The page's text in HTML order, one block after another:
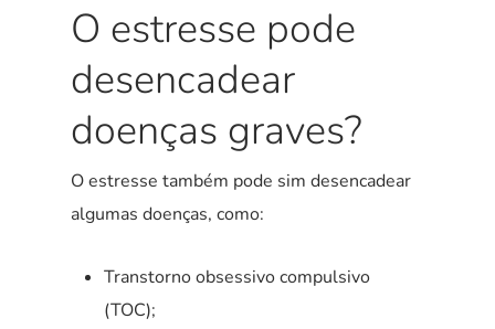
O estresse pode
desencadear
doenças graves?
O estresse também pode sim desencadear
algumas doenças, como:
Transtorno obsessivo compulsivo
(TOC);